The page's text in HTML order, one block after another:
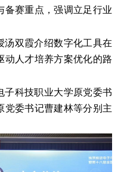
备赛重点，强调立足行业
汤双霞介绍数字化工具在
动人才培养方案优化的路
子科技职业大学原党委书
党委书记曹建林等分别主